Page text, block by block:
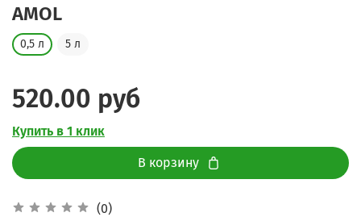
AMOL
(0)
0,5 л 5 л
520.00 руб
Купить в 1 клик
В корзину